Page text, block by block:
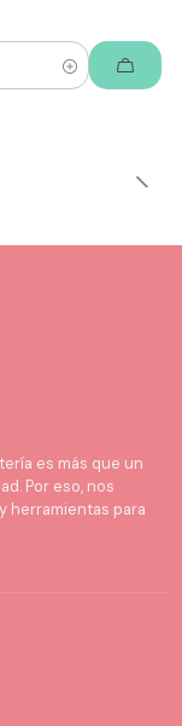
es más que un
Por eso, nos
herramientas para